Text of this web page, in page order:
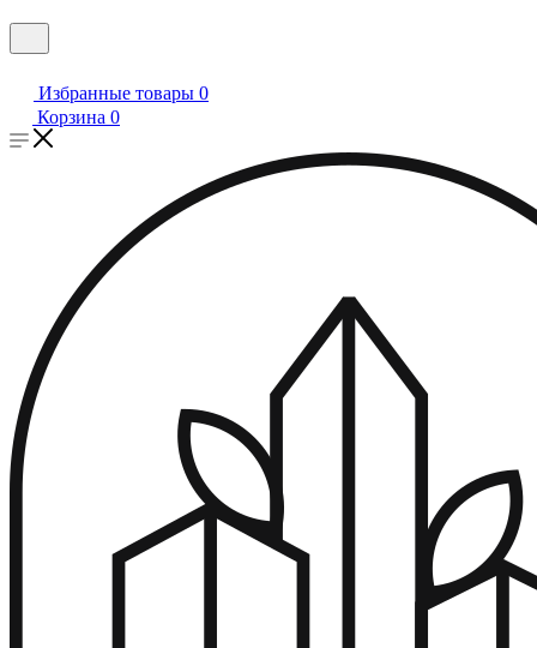
Избранные товары 0
Корзина 0